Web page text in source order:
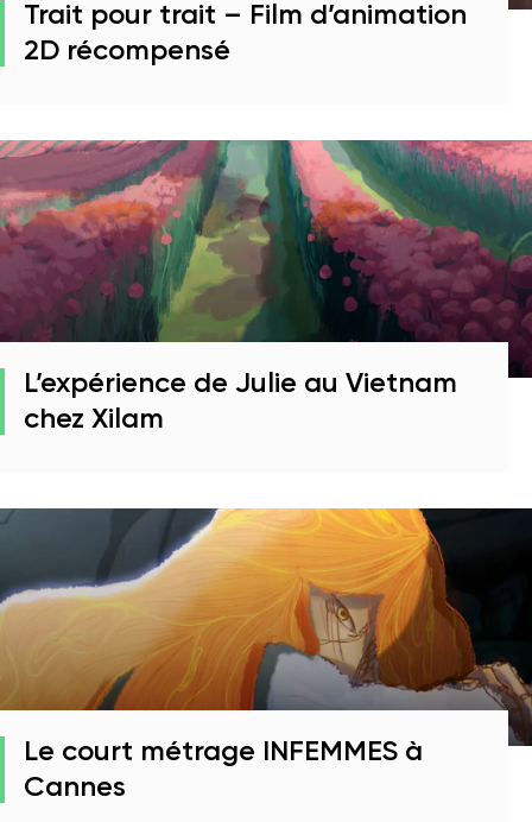
Trait pour trait – Film d’animation
2D récompensé
L’expérience de Julie au Vietnam
chez Xilam
Le court métrage INFEMMES à
Cannes